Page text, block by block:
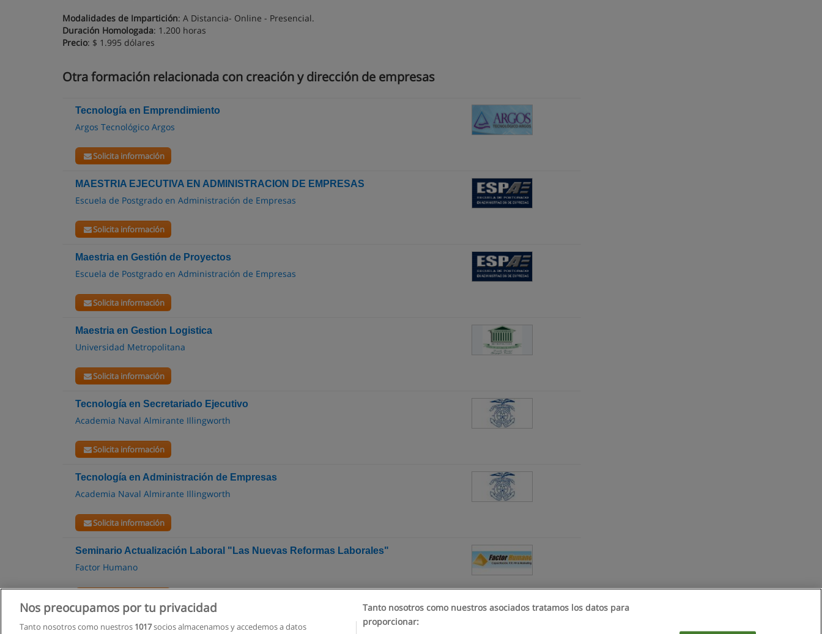
Modalidades de Impartición: A Distancia- Online - Presencial.
Duración Homologada: 1.200 horas
Precio: $ 1.995 dólares
Otra formación relacionada con creación y dirección de empresas
Tecnología en Emprendimiento
Argos Tecnológico Argos
Solicita información
MAESTRIA EJECUTIVA EN ADMINISTRACION DE EMPRESAS
Escuela de Postgrado en Administración de Empresas
Solicita información
Maestria en Gestión de Proyectos
Escuela de Postgrado en Administración de Empresas
Solicita información
Maestria en Gestion Logistica
Universidad Metropolitana
Solicita información
Tecnología en Secretariado Ejecutivo
Academia Naval Almirante Illingworth
Solicita información
Tecnología en Administración de Empresas
Academia Naval Almirante Illingworth
Solicita información
Seminario Actualización Laboral "Las Nuevas Reformas Laborales"
Factor Humano
Nos preocupamos por tu privacidad
Tanto nosotros como nuestros 1017socios almacenamos y accedemos a datos
Tanto nosotros como nuestros asociados tratamos los datos para
proporcionar: